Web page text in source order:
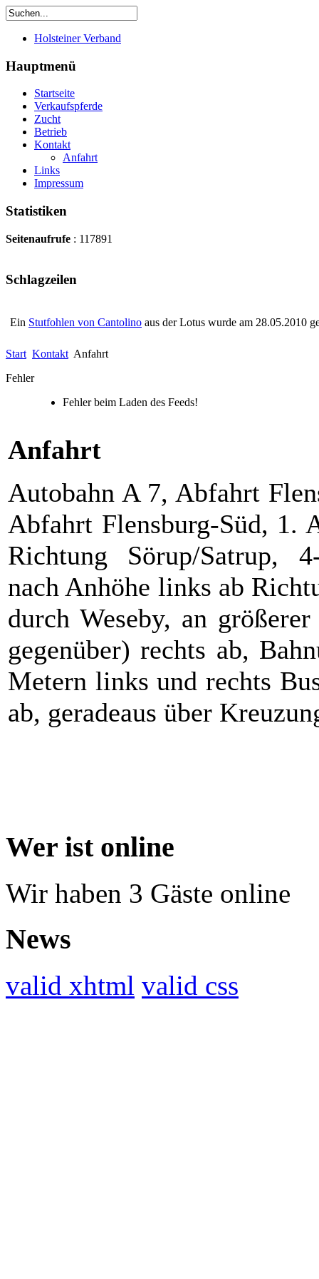
Holsteiner Verband
Hauptmenü
Startseite
Verkaufspferde
Zucht
Betrieb
Kontakt
Anfahrt
Links
Impressum
Statistiken
Seitenaufrufe : 117891
Schlagzeilen
Ein Stutfohlen von Cantolino aus der Lotus wurde am 28.05.2010
Start Kontakt Anfahrt
Fehler
Fehler beim Laden des Feeds!
Anfahrt
Autobahn A 7, Abfahrt
Abfahrt Flensburg-Süd, 1.
Richtung Sörup/Satrup,
nach Anhöhe links ab
durch Weseby, an
gegenüber) rechts ab,
Metern links und rechts
ab, geradeaus über
Wer ist online
Wir haben 3 Gäste online
News
valid xhtml valid css